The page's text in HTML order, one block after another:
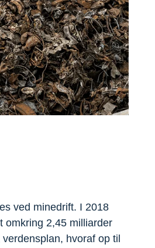
ved minedrift. I 2018
omkring 2,45 milliarder
hvoraf op til